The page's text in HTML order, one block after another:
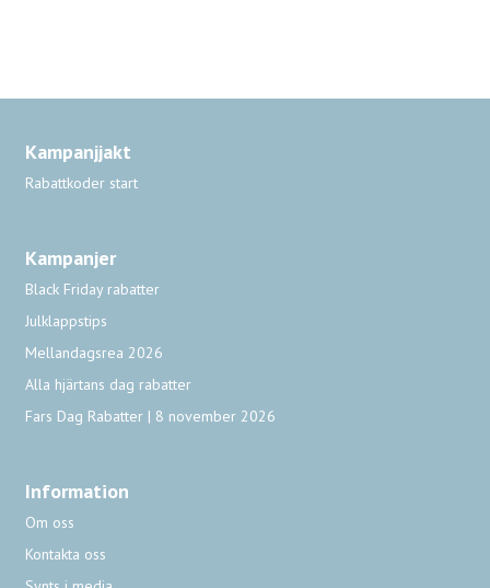
Kampanjjakt
Rabattkoder start
Kampanjer
Black Friday rabatter
Julklappstips
Mellandagsrea 2026
Alla hjärtans dag rabatter
Fars Dag Rabatter | 8 november 2026
Information
Om oss
Kontakta oss